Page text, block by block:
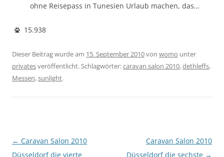
ohne Reisepass in Tunesien Urlaub machen, das…
15.938
Dieser Beitrag wurde am 15. September 2010von womo unter
privatesveröffentlicht. Schlagwörter:caravan salon 2010,dethleffs,
Messen,sunlight.
Beitragsnavigation
← Caravan Salon 2010
Düsseldorf die vierte
Caravan Salon 2010
Düsseldorf die sechste →